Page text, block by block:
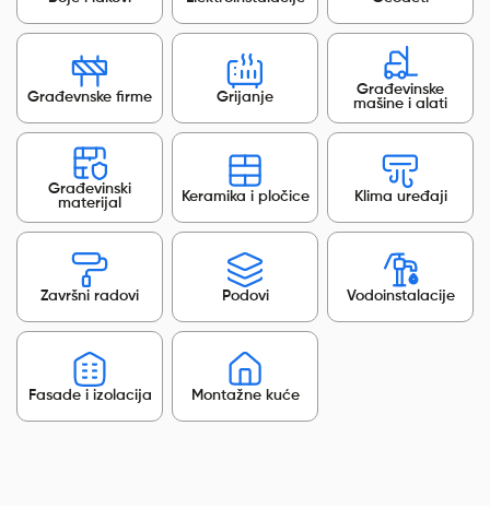
Građevnske firme Grijanje
Građevinske
mašine i alati
Građevinski
materijal
Keramika i pločice Klima uređaji
Završni radovi Podovi Vodoinstalacije
Fasade i izolacija Montažne kuće